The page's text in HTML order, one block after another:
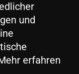
und
erfahren